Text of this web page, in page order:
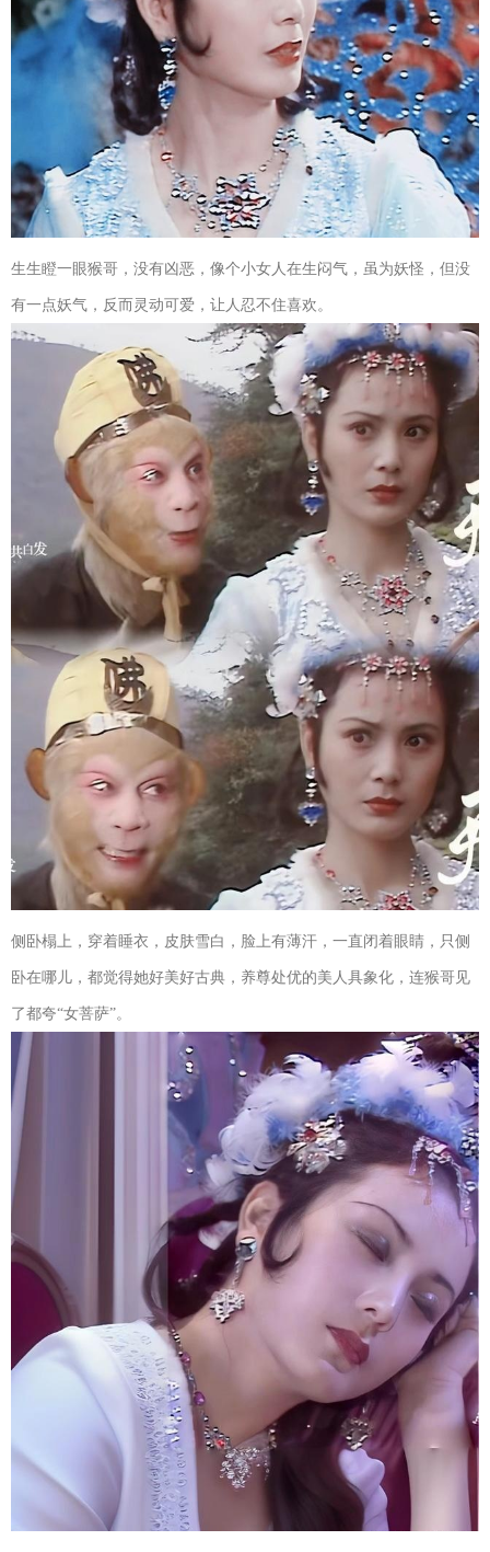
生生瞪一眼猴哥，没有凶恶，像个小女人在生闷气，虽为妖怪，但没
有一点妖气，反而灵动可爱，让人忍不住喜欢。
侧卧榻上，穿着睡衣，皮肤雪白，脸上有薄汗，一直闭着眼睛，只侧
卧在哪儿，都觉得她好美好古典，养尊处优的美人具象化，连猴哥见
了都夸“女菩萨”。